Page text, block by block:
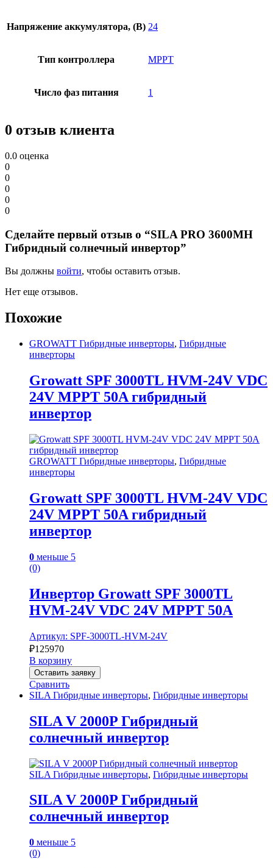
Напряжение аккумулятора, (В) 24
Тип контроллера MPPT
Число фаз питания 1
0 отзыв клиента
0.0 оценка
0
0
0
0
0
Сделайте первый отзыв о “SILA PRO 3600MH
Гибридный солнечный инвертор”
Вы должны войти, чтобы оставить отзыв.
Нет еще отзывов.
Похожие
GROWATT Гибридные инверторы, Гибридные
инверторы
Growatt SPF 3000TL HVM-24V VDC
24V MPPT 50A гибридный
инвертор
GROWATT Гибридные инверторы, Гибридные
инверторы
Growatt SPF 3000TL HVM-24V VDC
24V MPPT 50A гибридный
инвертор
0 меньше 5
(0)
Инвертор Growatt SPF 3000TL
HVM-24V VDC 24V MPPT 50A
Артикул: SPF-3000TL-HVM-24V
₽125970
В корзину
Оставить заявку
Сравнить
SILA Гибридные инверторы, Гибридные инверторы
SILA V 2000P Гибридный
солнечный инвертор
SILA Гибридные инверторы, Гибридные инверторы
SILA V 2000P Гибридный
солнечный инвертор
0 меньше 5
(0)